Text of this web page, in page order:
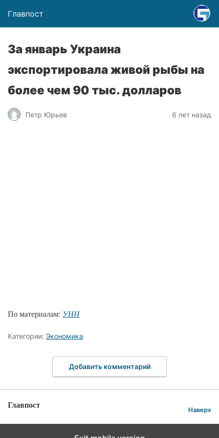
Главпост
За январь Украина
экспортировала живой рыбы на
более чем 90 тыс. долларов
Петр Юрьев 6 лет назад
По материалам: УНН
Категории: Экономика
Добавить комментарий
Главпост Наверх